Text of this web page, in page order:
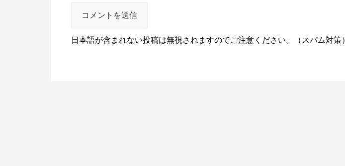
日本語が含まれない投稿は無視されますのでご注意ください。（スパム対策）